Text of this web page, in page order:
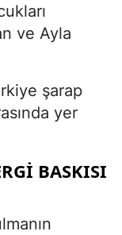
ve Ayla
şarap
yer
BASKISI